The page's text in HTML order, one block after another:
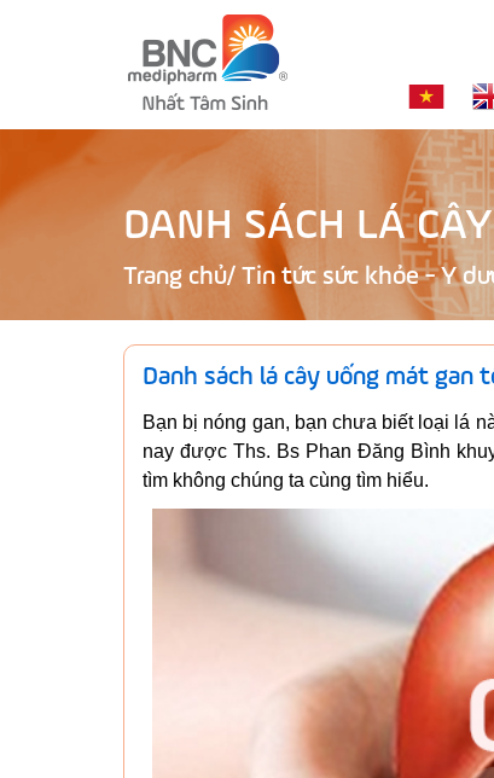
DANH SÁCH LÁ
Trang chủ/ Tin tức sức khỏe - Y
Danh sách lá cây uống mát gan
Bạn bị nóng gan, bạn chưa biết loại lá
nay được Ths. Bs Phan Đăng Bình
tìm không chúng ta cùng tìm hiểu.